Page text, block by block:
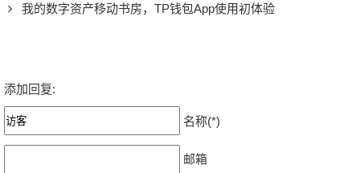
我的数字资产移动书房，TP钱包App使用初体验
添加回复:
名称(*)
邮箱